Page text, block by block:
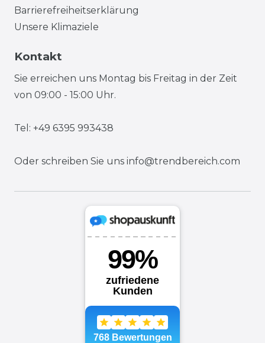
Barrierefreiheitserklärung
Unsere Klimaziele
Kontakt
Sie erreichen uns Montag bis Freitag in der Zeit
von 09:00 - 15:00 Uhr.
Tel: +49 6395 993438
Oder schreiben Sie uns info@trendbereich.com